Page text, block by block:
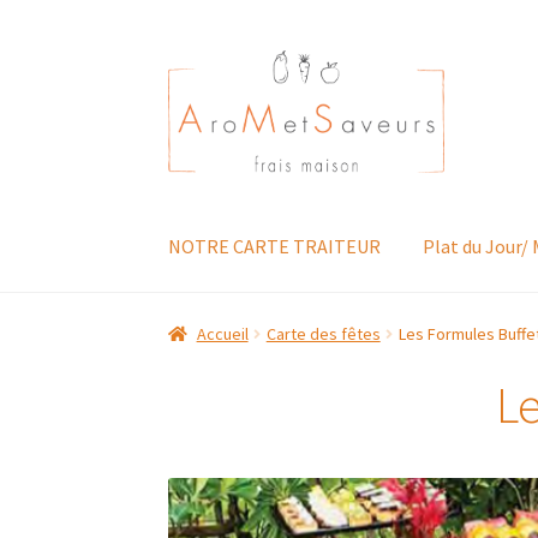
Aller
à
la
navigation
Aller
au
contenu
NOTRE CARTE TRAITEUR Plat du Jour/
Accueil Carte des fêtes Les Formules